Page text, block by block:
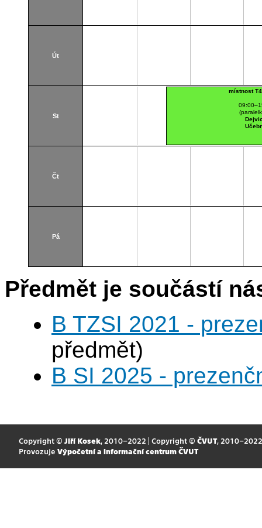
Út
St
místnost
Čt
Pá
Předmět je součástí
B TZSI 2021 -
předmět)
B SI 2025 -
Copyright © Jiří Kosek, 2010–2022 | Copyright © ČVUT, 2010–2022
Provozuje Výpočetní a informační centrum ČVUT